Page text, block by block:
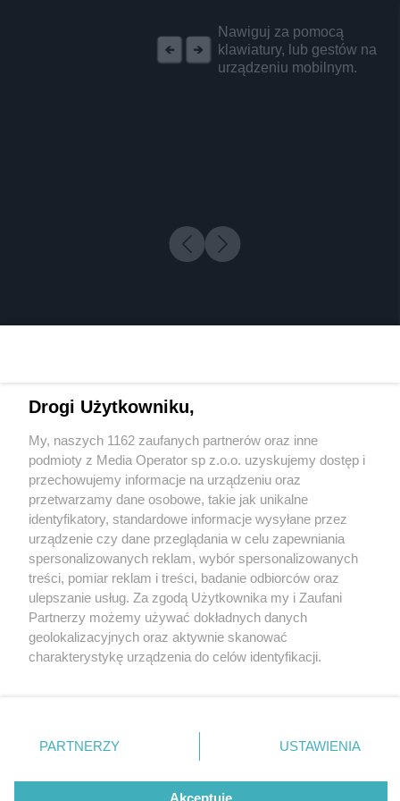
Nawiguj za pomocą
klawiatury, lub gestów na
urządzeniu mobilnym.
4 / 0
Wydawca mediów lokalnych
Nie zapomnij
zapoznać się z:
polityką prywatności regulamin korzystania z portali
Twojemiasto
Piekary Śląskie
Chorzów
Tarnowskie Góry
Gliwice
Skontakuj sięz nami
Kontakt
Wydawca
Redakcja
Drogi Użytkowniku,
My, naszych 1162 zaufanych partnerów oraz inne
podmioty z Media Operator sp z.o.o. uzyskujemy dostęp i
przechowujemy informacje na urządzeniu oraz
przetwarzamy dane osobowe, takie jak unikalne
identyfikatory, standardowe informacje wysyłane przez
urządzenie czy dane przeglądania w celu zapewniania
spersonalizowanych reklam, wybór spersonalizowanych
treści, pomiar reklam i treści, badanie odbiorców oraz
ulepszanie usług. Za zgodą Użytkownika my i Zaufani
Partnerzy możemy używać dokładnych danych
geolokalizacyjnych oraz aktywnie skanować
charakterystykę urządzenia do celów identyfikacji.
zmienić/wycofać klikając przycisk ustawień prywatności
znajdujący się w lewym dolnym rogu strony
rodzaje przetwarzania danych nie wymagają zgody
użytkownika, ale masz prawo sprzeciwić się takiemu
PARTNERZY USTAWIENIA
Akceptuję